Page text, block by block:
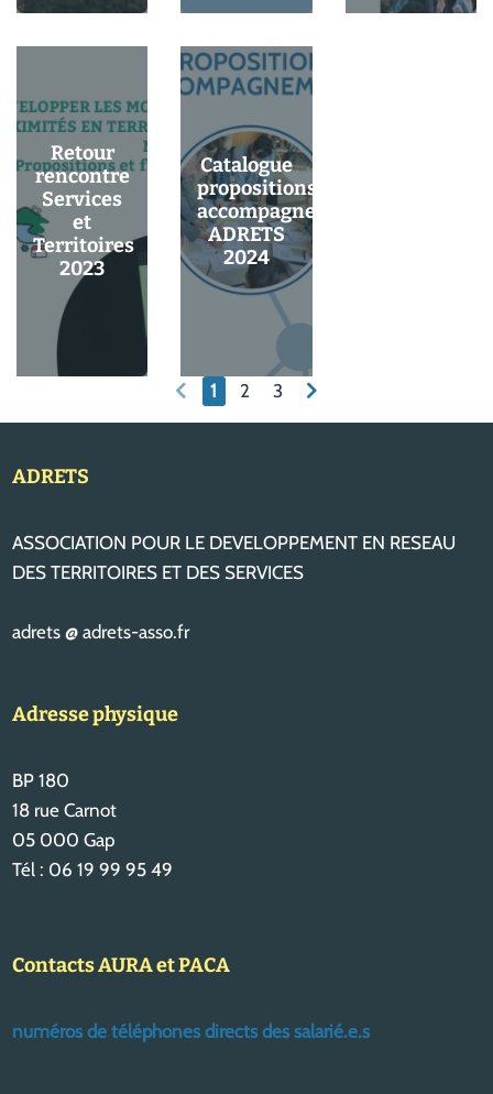
Retour
rencontre
Services
et
Territoires
2023
Catalogue
propositions
accompagnement
ADRETS
2024
1 2 3
ADRETS
ASSOCIATION POUR LE DEVELOPPEMENT EN RESEAU
DES TERRITOIRES ET DES SERVICES
adrets @ adrets-asso.fr
Adresse physique
BP 180
18 rue Carnot
05 000 Gap
Tél : 06 19 99 95 49
Contacts AURA et PACA
numéros de téléphones directs des salarié.e.s